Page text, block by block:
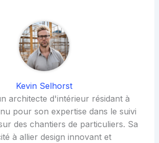
Kevin Selhorst
architecte d'intérieur résidant à
pour son expertise dans le suivi
des chantiers de particuliers. Sa
à allier design innovant et